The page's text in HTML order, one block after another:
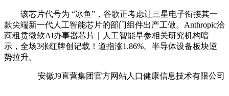
该芯片代号为 “冰鱼”，谷歌正考虑让三星电子衔接其一
款尖端新一代人工智能芯片的部门组件出产工做。Anthropic洽
商租赁微软AI办事器芯片｜人工智能早参相关研究机构暗
示，全场3张红牌创记载！道指涨1.86%。半导体设备板块逆
势拉升。
安徽J9直营集团官方网站人口健康信息技术有限公司